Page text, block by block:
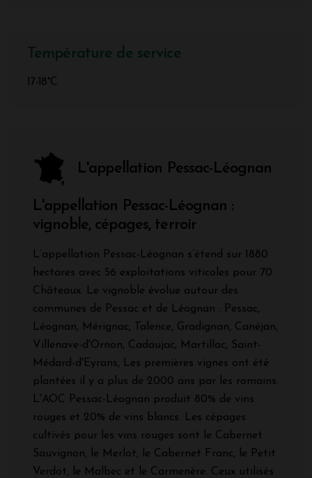
Température de service
17-18°C
L'appellation Pessac-Léognan
L'appellation Pessac-Léognan :
vignoble, cépages, terroir
L’appellation Pessac-Léognan s’étend sur 1880
hectares avec 56 exploitations viticoles pour 70
Châteaux. Le vignoble évolue autour des
communes de Pessac et de Léognan : Pessac,
Léognan, Mérignac, Talence, Gradignan, Canéjan,
Villenave-d'Ornon, Cadaujac, Martillac, Saint-
Médard-d'Eyrans, Les premières vignes ont été
plantées il y a plus de 2000 ans par les romains.
L'AOC Pessac-Léognan produit 80% de vins
rouges et 20% de vins blancs. Les cépages
cultivés pour les vins rouges sont le Cabernet
Sauvignon, le Merlot, le Cabernet Franc, le Petit
Verdot, le Malbec et le Carmenère. Ceux utilisés